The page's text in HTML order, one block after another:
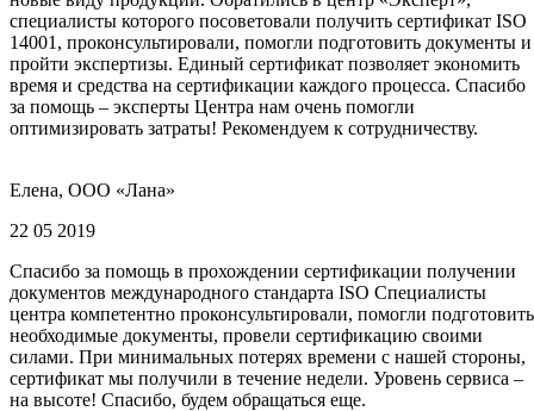
специалисты которого посоветовали получить сертификат ISO
14001, проконсультировали, помогли подготовить документы и
пройти экспертизы. Единый сертификат позволяет экономить
время и средства на сертификации каждого процесса. Спасибо
за помощь – эксперты Центра нам очень помогли
оптимизировать затраты! Рекомендуем к сотрудничеству.
Елена, ООО «Лана»
22 05 2019
Спасибо за помощь в прохождении сертификации получении
документов международного стандарта ISO Специалисты
центра компетентно проконсультировали, помогли подготовить
необходимые документы, провели сертификацию своими
силами. При минимальных потерях времени с нашей стороны,
сертификат мы получили в течение недели. Уровень сервиса –
на высоте! Спасибо, будем обращаться еще.